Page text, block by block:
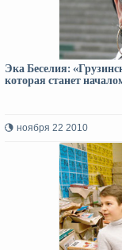
Эка Беселия:
которая станет
ноября 22 2010